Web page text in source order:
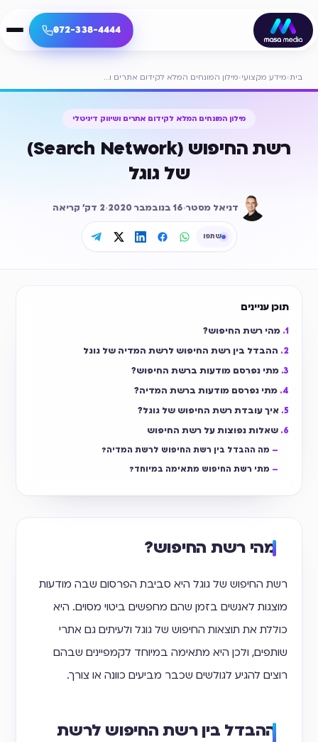
072-338-4444
בית›מידע מקצועי› מילון המונחים המלא לקידום אתרים ושיווק דיגיטלי
מילון המונחים המלא לקידום אתרים ושיווק דיגיטלי
רשת החיפוש (Search Network)
של גוגל
דניאל מסטר·16 בנובמבר 2020 ·
2 דק׳ קריאה
שתפו
מהי רשת החיפוש?
רשת החיפוש של גוגל היא סביבת הפרסום שבה מודעות
מוצגות לאנשים בזמן שהם מחפשים ביטוי מסוים. היא
כוללת את תוצאות החיפוש של גוגל ולעיתים גם אתרי
שותפים, ולכן היא מתאימה במיוחד לקמפיינים שבהם
רוצים להגיע לגולשים שכבר מביעים כוונה או צורך.
ההבדל בין רשת החיפוש לרשת
תוכן עניינים
מהי רשת החיפוש?
ההבדל בין רשת החיפוש לרשת המדיה של גוגל
מתי נפרסם מודעות ברשת החיפוש?
מתי נפרסם מודעות ברשת המדיה?
איך עובדת רשת החיפוש של גוגל?
שאלות נפוצות על רשת החיפוש
מה ההבדל בין רשת החיפוש לרשת המדיה?
מתי רשת החיפוש מתאימה במיוחד?